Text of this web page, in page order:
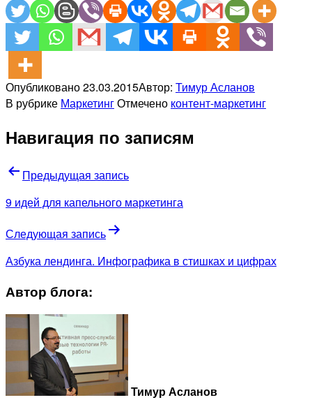
Опубликовано23.03.2015Автор: Тимур Асланов
В рубрике МаркетингОтмечено контент-маркетинг
Навигация по записям
Предыдущая запись
9 идей для капельного маркетинга
Следующая запись
Азбука лендинга. Инфографика в стишках и цифрах
Автор блога:
Тимур Асланов